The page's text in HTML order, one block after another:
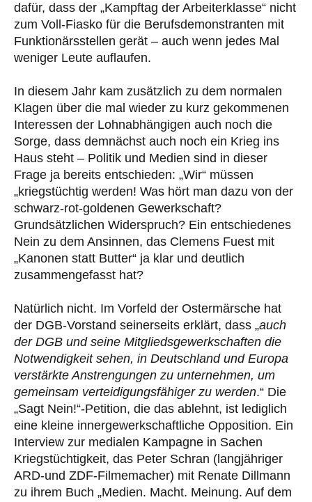
dafür, dass der „Kampftag der Arbeiterklasse“ nicht
zum Voll-Fiasko für die Berufsdemonstranten mit
Funktionärsstellen gerät – auch wenn jedes Mal
weniger Leute auflaufen.
In diesem Jahr kam zusätzlich zu dem normalen
Klagen über die mal wieder zu kurz gekommenen
Interessen der Lohnabhängigen auch noch die
Sorge, dass demnächst auch noch ein Krieg ins
Haus steht – Politik und Medien sind in dieser
Frage ja bereits entschieden: „Wir“ müssen
„kriegstüchtig werden! Was hört man dazu von der
schwarz-rot-goldenen Gewerkschaft?
Grundsätzlichen Widerspruch? Ein entschiedenes
Nein zu dem Ansinnen, das Clemens Fuest mit
„Kanonen statt Butter“ ja klar und deutlich
zusammengefasst hat?
Natürlich nicht. Im Vorfeld der Ostermärsche hat
der DGB-Vorstand seinerseits erklärt, dass „auch
der DGB und seine Mitgliedsgewerkschaften die
Notwendigkeit sehen, in Deutschland und Europa
verstärkte Anstrengungen zu unternehmen, um
gemeinsam verteidigungsfähiger zu werden.“ Die
„Sagt Nein!“-Petition, die das ablehnt, ist lediglich
eine kleine innergewerkschaftliche Opposition. Ein
Interview zur medialen Kampagne in Sachen
Kriegstüchtigkeit, das Peter Schran (langjähriger
ARD-und ZDF-Filmemacher) mit Renate Dillmann
zu ihrem Buch „Medien. Macht. Meinung. Auf dem